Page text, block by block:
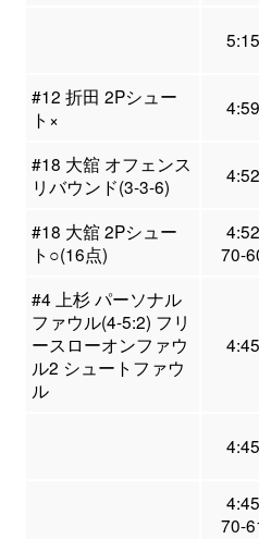
5:15
#12 折田 2Pシュー
ト×
4:59
#18 大舘 オフェンス
リバウンド(3-3-6)
4:52
#18 大舘 2Pシュー
ト○(16点)
4:52
70-
#4 上杉 パーソナル
ファウル(4-5:2) フリ
ースローオンファウ
ル2 シュートファウ
ル
4:45
4:45
4:45
70-